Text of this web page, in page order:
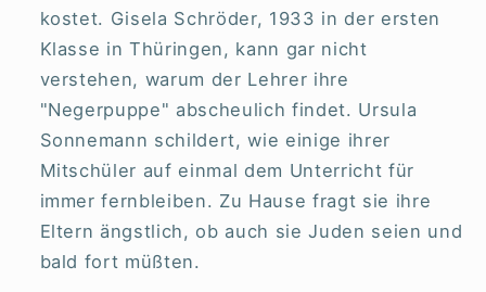
kostet. Gisela Schröder, 1933 in der ersten
Klasse in Thüringen, kann gar nicht
verstehen, warum der Lehrer ihre
"Negerpuppe" abscheulich findet. Ursula
Sonnemann schildert, wie einige ihrer
Mitschüler auf einmal dem Unterricht für
immer fernbleiben. Zu Hause fragt sie ihre
Eltern ängstlich, ob auch sie Juden seien und
bald fort müßten.